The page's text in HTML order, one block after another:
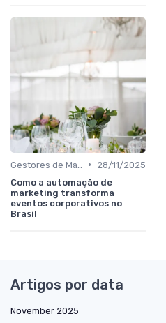
•
28/11/2025
Como a automação de
marketing transforma
eventos corporativos no
Brasil
Artigos por data
November 2025